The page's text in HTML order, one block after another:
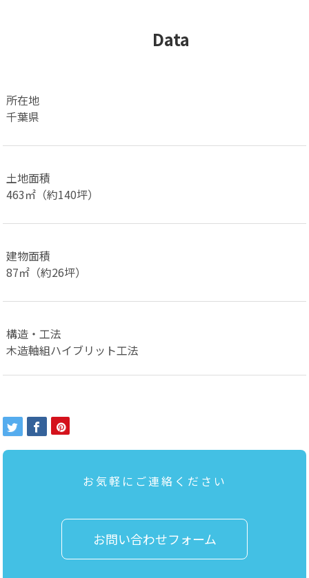
Data
所在地
千葉県
土地面積
463㎡（約140坪）
建物面積
87㎡（約26坪）
構造・工法
木造軸組ハイブリット工法
お気軽にご連絡ください
お問い合わせフォーム